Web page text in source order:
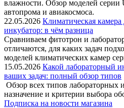
влажности. Обзор моделей серии
автопрома и авиакосмоса.
22.05.2026 Климатическая камера
инкубатор: в чём разница
Сравниваем фитотрон и
отличаются, для каких задач
моделей климатических камер
15.05.2026 Какой лабораторный
ваших задач: полный обзор типов
Обзор всех типов лабораторных
назначение и критерии выбора
Подписка на новости магазина